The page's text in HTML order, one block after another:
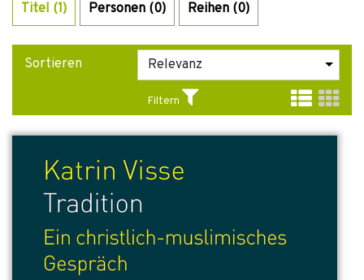
Titel (1) Personen (0) Reihen (0)
Sortieren
Filtern